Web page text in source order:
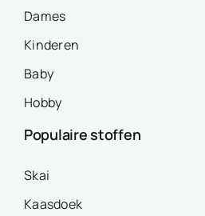
Dames
Kinderen
Baby
Hobby
Populaire stoffen
Skai
Kaasdoek